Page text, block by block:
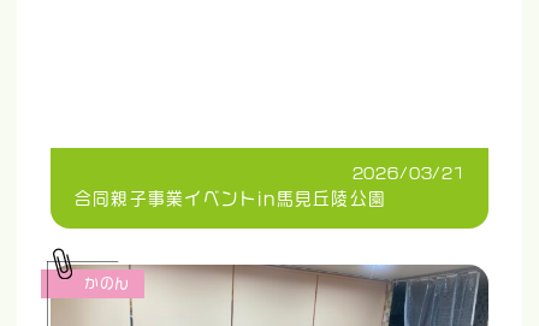
2026/03/21
合同親子事業イベントin馬見丘陵公園
かのん